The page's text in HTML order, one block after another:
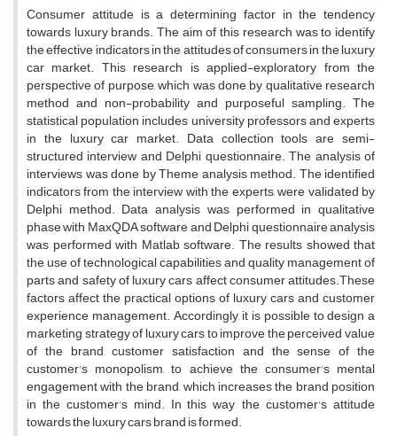
Consumer attitude is a determining factor in the tendency
towards luxury brands. The aim of this research was to identify
the effective indicators in the attitudes of consumers in the luxury
car market. This research is applied-exploratory from the
perspective of purpose, which was done by qualitative research
method and non-probability and purposeful sampling. The
statistical population includes university professors and experts
in the luxury car market. Data collection tools are semi-
structured interview and Delphi questionnaire. The analysis of
interviews was done by Theme analysis method. The identified
indicators from the interview with the experts, were validated by
Delphi method. Data analysis was performed in qualitative
phase with MaxQDA software and Delphi questionnaire analysis
was performed with Matlab software. The results showed that
the use of technological capabilities and quality management of
parts and safety of luxury cars affect consumer attitudes.These
factors affect the practical options of luxury cars and customer
experience management. Accordingly, it is possible to design a
marketing strategy of luxury cars to improve the perceived value
of the brand, customer satisfaction and the sense of the
customer's monopolism, to achieve the consumer's mental
engagement with the brand, which increases the brand position
in the customer's mind. In this way, the customer's attitude
towards the luxury cars brand is formed.